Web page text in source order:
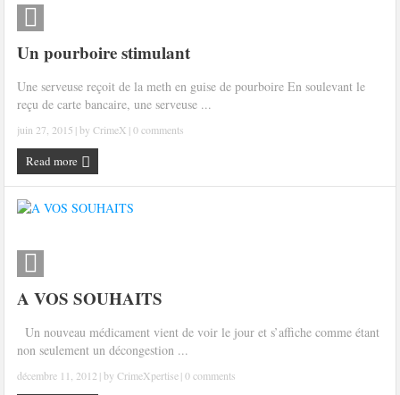
Un pourboire stimulant
Une serveuse reçoit de la meth en guise de pourboire En soulevant le
reçu de carte bancaire, une serveuse ...
juin 27, 2015 | byCrimeX |0 comments
Read more
A VOS SOUHAITS
Un nouveau médicament vient de voir le jour et s’affiche comme étant
non seulement un décongestion ...
décembre 11, 2012 | byCrimeXpertise|0 comments